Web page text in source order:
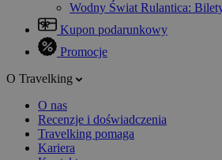
Wodny Świat Rulantica:
Kupon podarunkowy
Promocje
O Travelking
O nas
Recenzje i doświadczenia
Travelking pomaga
Kariera